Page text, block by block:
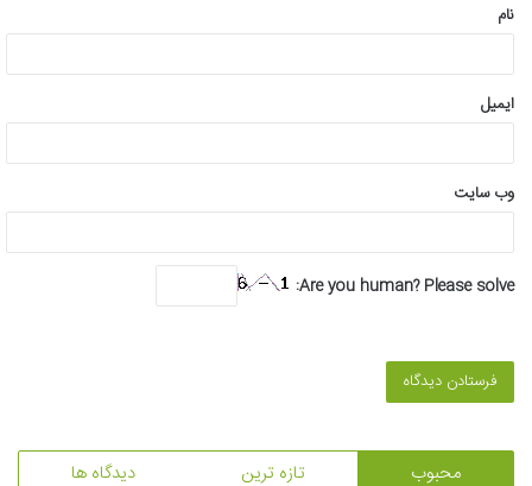
نام
ایمیل
وب‌ سایت
Are you human? Please solve:
محبوب تازه ترین دیدگاه ها